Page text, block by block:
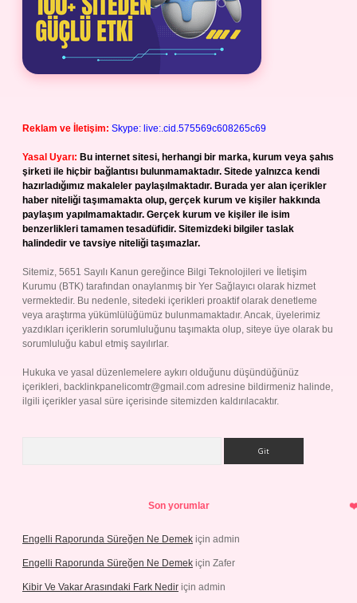
Reklam ve İletişim: Skype: live:.cid.575569c608265c69
Yasal Uyarı: Bu internet sitesi, herhangi bir marka, kurum veya şahıs
şirketi ile hiçbir bağlantısı bulunmamaktadır. Sitede yalnızca kendi
hazırladığımız makaleler paylaşılmaktadır. Burada yer alan içerikler
haber niteliği taşımamakta olup, gerçek kurum ve kişiler hakkında
paylaşım yapılmamaktadır. Gerçek kurum ve kişiler ile isim
benzerlikleri tamamen tesadüfidir. Sitemizdeki bilgiler taslak
halindedir ve tavsiye niteliği taşımazlar.
Sitemiz, 5651 Sayılı Kanun gereğince Bilgi Teknolojileri ve İletişim
Kurumu (BTK) tarafından onaylanmış bir Yer Sağlayıcı olarak hizmet
vermektedir. Bu nedenle, sitedeki içerikleri proaktif olarak denetleme
veya araştırma yükümlülüğümüz bulunmamaktadır. Ancak, üyelerimiz
yazdıkları içeriklerin sorumluluğunu taşımakta olup, siteye üye olarak bu
sorumluluğu kabul etmiş sayılırlar.
Hukuka ve yasal düzenlemelere aykırı olduğunu düşündüğünüz
içerikleri, backlinkpanelicomtr@gmail.com adresine bildirmeniz halinde,
ilgili içerikler yasal süre içerisinde sitemizden kaldırılacaktır.
Son yorumlar
Engelli Raporunda Süreğen Ne Demek için admin
Engelli Raporunda Süreğen Ne Demek için Zafer
Kibir Ve Vakar Arasındaki Fark Nedir için admin